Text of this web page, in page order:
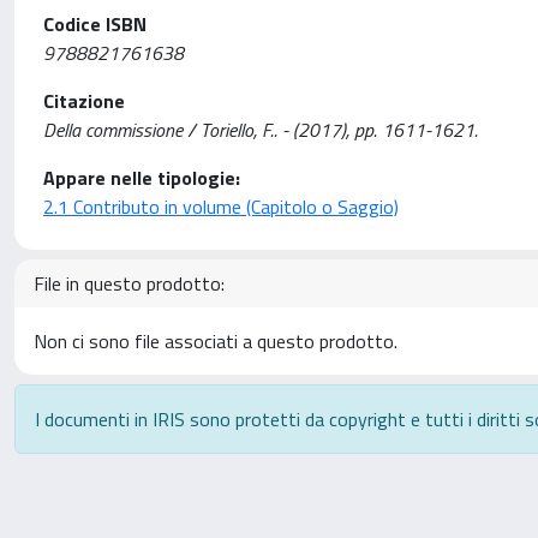
Codice ISBN
9788821761638
Citazione
Della commissione / Toriello, F.. - (2017), pp. 1611-1621.
Appare nelle tipologie:
2.1 Contributo in volume (Capitolo o Saggio)
File in questo prodotto:
Non ci sono file associati a questo prodotto.
I documenti in IRIS sono protetti da copyright e tutti i diritti